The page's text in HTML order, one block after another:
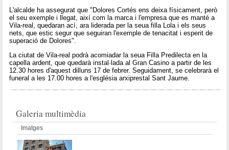
L'alcalde ha assegurat que "Dolores Cortés ens deixa físicament, però
el seu exemple i llegat, així com la marca i l'empresa que es manté a
Vila-real, quedaran ací, ara liderada per la seua filla Lola i els seus
nets, que estic segur que seguiran l'exemple de tenacitat i esperit de
superació de Dolores".
La ciutat de Vila-real podrà acomiadar la seua Filla Predilecta en la
capella ardent, que quedarà instal·lada al Gran Casino a partir de les
12.30 hores d'aquest dilluns 17 de febrer. Seguidament, se celebrarà el
funeral a les 17.00 hores a l'església arxiprestal Sant Jaume.
Galeria multimèdia
Imatges